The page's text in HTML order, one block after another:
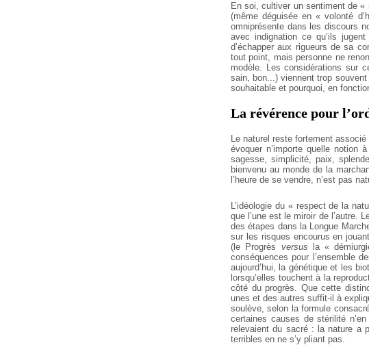
En soi, cultiver un sentiment de
(même déguisée en « volonté
omniprésente dans les discours
avec indignation ce qu’ils
d’échapper aux rigueurs de sa
tout point, mais personne ne
modèle. Les considérations sur
sain, bon...) viennent trop
souhaitable et pourquoi, en
La révérence pour
Le naturel reste fortement
évoquer n’importe quelle notion
sagesse, simplicité, paix,
bienvenu au monde de la
l’heure de se vendre, n’est pas
L’idéologie du « respect de la
que l’une est le miroir de l’autre.
des étapes dans la Longue
sur les risques encourus en
(le Progrès versus la «
conséquences pour l’ensemble
aujourd’hui, la génétique et les
lorsqu’elles touchent à la
côté du progrès. Que cette
unes et des autres suffit-il à
soulève, selon la formule
certaines causes de stérilité
relevaient du sacré : la nature a
terribles en ne s’y pliant pas.